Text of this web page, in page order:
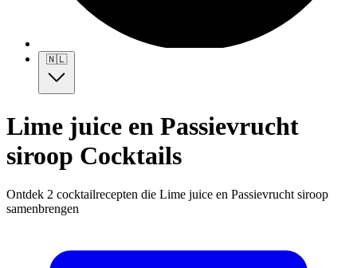
🇳🇱
Lime juice en Passievrucht
siroop Cocktails
Ontdek 2 cocktailrecepten die Lime juice en Passievrucht siroop
samenbrengen